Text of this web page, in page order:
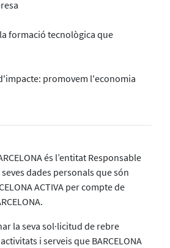
formació tecnològica que
promovem l'economia
és l’entitat Responsable
dades personals que són
ACTIVA per compte de
la seva sol·licitud de rebre
i serveis que BARCELONA